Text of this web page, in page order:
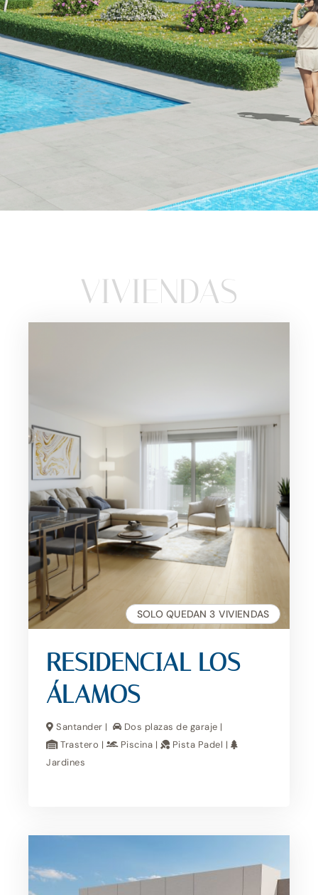
etapa
te espera
VIVIENDAS
SOLO QUEDAN 3 VIVIENDAS
RESIDENCIAL LOS
ÁLAMOS
Santander |
Dos plazas de garaje |
Trastero |
Piscina |
Pista Padel |
Jardines